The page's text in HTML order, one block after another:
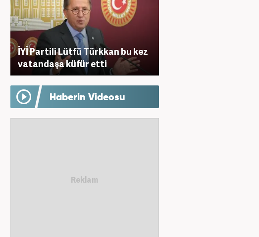
İYİ Partili Lütfü Türkkan bu kez
vatandaşa küfür etti
Haberin Videosu